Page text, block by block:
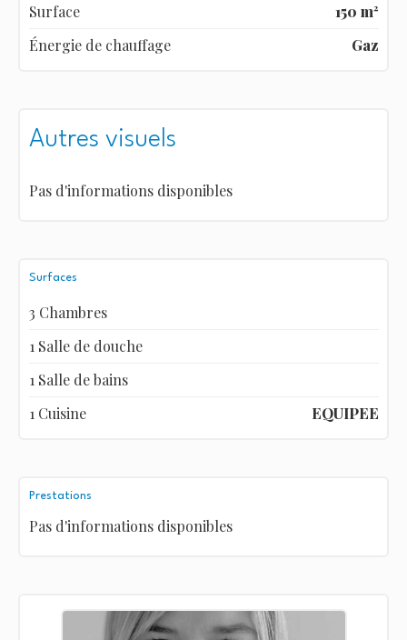
Surface
150 m²
Énergie de chauffage
Gaz
Autres visuels
Pas d'informations disponibles
Surfaces
3 Chambres
1 Salle de douche
1 Salle de bains
1 Cuisine
EQUIPEE
Prestations
Pas d'informations disponibles